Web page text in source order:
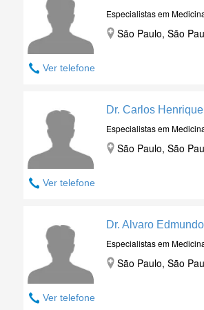
Ver telefone
Especialistas em
São Paulo, São
Ver telefone
Dr. Carlos
Especialistas em
São Paulo, São
Ver telefone
Dr. Alvaro
Especialistas em
São Paulo, São